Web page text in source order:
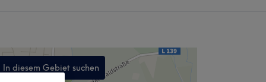
In diesem Gebiet suchen